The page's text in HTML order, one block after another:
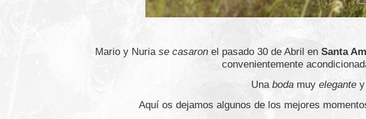
Mario y Nuria se casaron el pasado 30 de Abril en Santa
convenientemente
Una bodamuy elegante y
Aquí os dejamos algunos de los mejores